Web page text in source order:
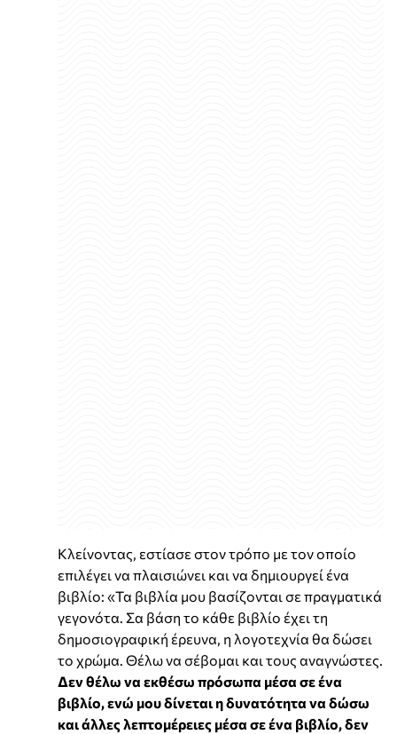
Κλείνοντας, εστίασε στον τρόπο με τον οποίο
επιλέγει να πλαισιώνει και να δημιουργεί ένα
βιβλίο: «Τα βιβλία μου βασίζονται σε πραγματικά
γεγονότα. Σα βάση το κάθε βιβλίο έχει τη
δημοσιογραφική έρευνα, η λογοτεχνία θα δώσει
το χρώμα. Θέλω να σέβομαι και τους αναγνώστες.
Δεν θέλω να εκθέσω πρόσωπα μέσα σε ένα
βιβλίο, ενώ μου δίνεται η δυνατότητα να δώσω
και άλλες λεπτομέρειες μέσα σε ένα βιβλίο, δεν